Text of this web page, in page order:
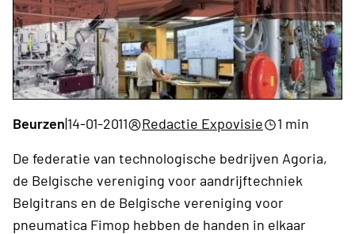
Beurzen|14-01-2011 Redactie Expovisie
1 min
De federatie van technologische bedrijven Agoria,
de Belgische vereniging voor aandrijftechniek
Belgitrans en de Belgische vereniging voor
pneumatica Fimop hebben de handen in elkaar